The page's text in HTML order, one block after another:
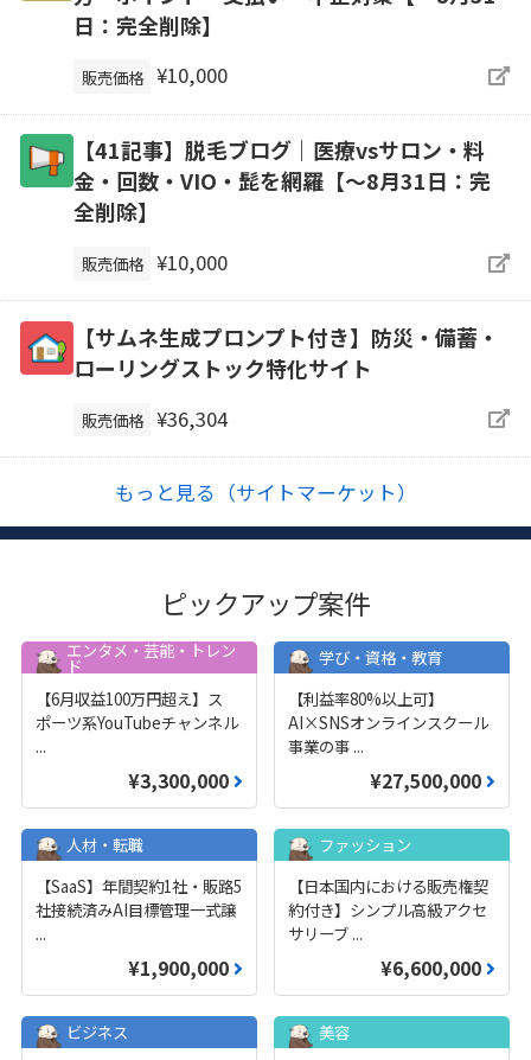
日：完全削除】
販売価格 ¥10,000
【41記事】脱毛ブログ｜医療vsサロン・料
金・回数・VIO・髭を網羅【～8月31日：完
全削除】
販売価格 ¥10,000
【サムネ生成プロンプト付き】防災・備蓄・
ローリングストック特化サイト
販売価格 ¥36,304
もっと見る（サイトマーケット）
ピックアップ案件
エンタメ・芸能・トレン
ド
【6月収益100万円超え】ス
ポーツ系YouTubeチャンネル
...
¥3,300,000
学び・資格・教育
【利益率80%以上可】
AI×SNSオンラインスクール
事業の事 ...
¥27,500,000
人材・転職
【SaaS】年間契約1社・販路5
社接続済みAI目標管理一式譲
...
¥1,900,000
ファッション
【日本国内における販売権契
約付き】シンプル高級アクセ
サリーブ ...
¥6,600,000
ビジネス
美容